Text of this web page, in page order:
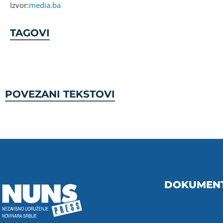
Izvor:media.ba
TAGOVI
POVEZANI TEKSTOVI